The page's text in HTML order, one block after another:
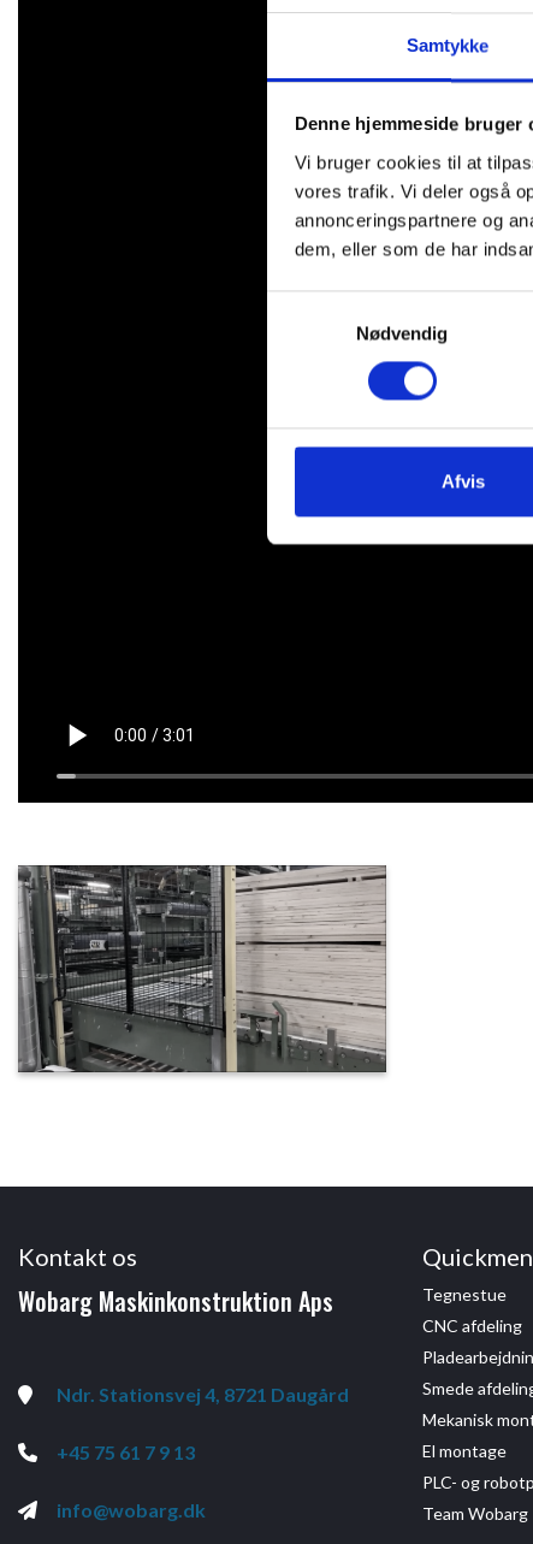
Samtykke
Denne hjemmeside bruger
Vi bruger cookies til at
vores trafik. Vi deler også
annonceringspartnere og
dem, eller som de har
Nødvendig
Afvis
Kontakt os
Wobarg Maskinkonstruktion Aps
Ndr. Stationsvej 4, 8721 Daugård
+45 75 61 7 9 13
info@wobarg.dk
Tegnestue
CNC afdeling
Smede
Mekanisk
El montage
PLC- og
Team Wobarg